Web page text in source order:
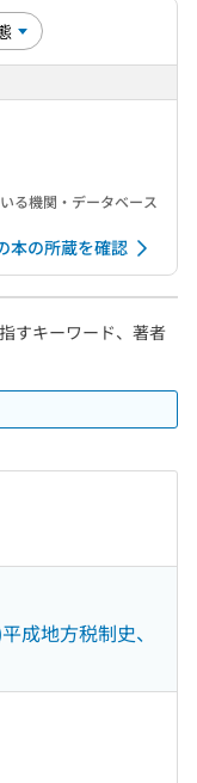
る機関・データベース
本の所蔵を確認
すキーワード、著者
成地方税制史、